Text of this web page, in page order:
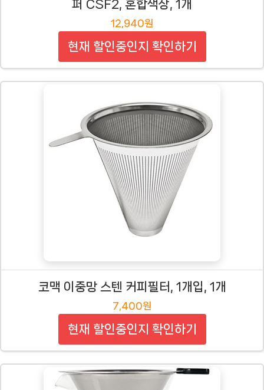
퍼 CSF2, 혼합색상, 1개
12,940원
현재 할인중인지 확인하기
코맥 이중망 스텐 커피필터, 1개입, 1개
7,400원
현재 할인중인지 확인하기